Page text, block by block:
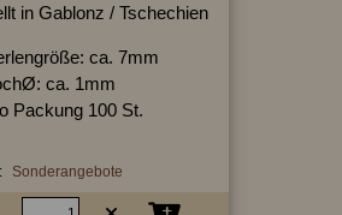
in Gablonz / Tschechien
ca. 7mm
ca. 1mm
Packung 100 St.
Sonderangebote